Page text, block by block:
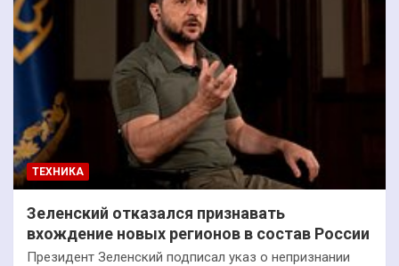
ТЕХНИКА
Зеленский отказался признавать
вхождение новых регионов в состав России
Президент Зеленский подписал указ о непризнании